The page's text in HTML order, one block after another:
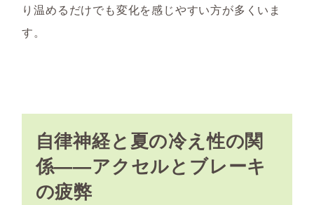
り温めるだけでも変化を感じやすい方が多くいま
す。
自律神経と夏の冷え性の関
係——アクセルとブレーキ
の疲弊